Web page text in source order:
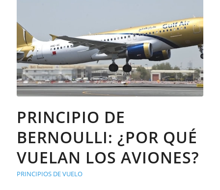
PRINCIPIO DE
BERNOULLI: ¿POR QUÉ
VUELAN LOS AVIONES?
PRINCIPIOS DE VUELO